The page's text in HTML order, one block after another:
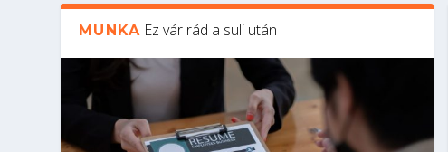
MUNKA Ez vár rád a suli után